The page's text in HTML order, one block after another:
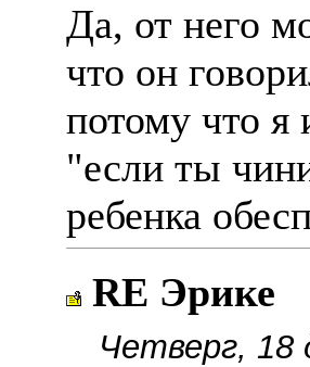
Да, от него
что он
потому что я
"если ты
ребенка
RE Эрике
Четверг, 18